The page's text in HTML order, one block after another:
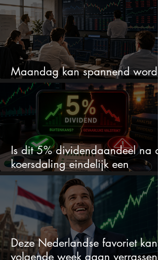
Maandag kan spannend
dit zijn 3 dingen om op te letten
Is dit 5% dividendaandeel na
koersdaling eindelijk een
koopkans?
Deze Nederlandse favoriet kan
volgende week gaan verrassen